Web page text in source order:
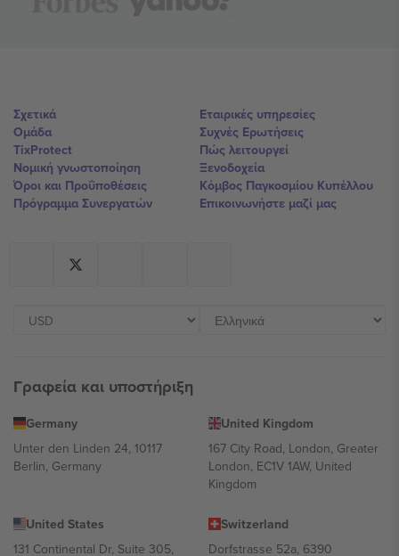
Σχετικά
Ομάδα
TixProtect
Νομική γνωστοποίηση
Όροι και Προΰποθέσεις
Πρόγραμμα Συνεργατών
Εταιρικές υπηρεσίες
Συχνές Ερωτήσεις
Πώς λειτουργεί
Ξενοδοχεία
Κόμβος Παγκοσμίου Κυπέλλου
Επικοινωνήστε μαζί μας
Γραφεία και υποστήριξη
Germany
Unter den Linden 24, 10117
Berlin, Germany
United Kingdom
167 City Road, London, Greater
London, EC1V 1AW, United
Kingdom
United States
131 Continental Dr, Suite 305,
Switzerland
Dorfstrasse 52a, 6390